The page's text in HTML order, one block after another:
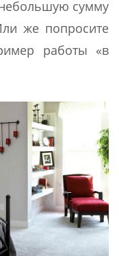
небольшую сумму
же попросите
работы «в